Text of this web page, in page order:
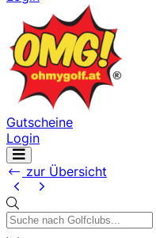
Gutscheine
Login
Navigation
öffnenzur Übersicht